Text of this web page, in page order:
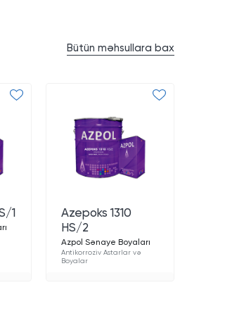
Bütün məhsullara bax
1
Azepoks 1310
HS/2
Azpol Sənaye Boyaları
Antikorroziv Astarlar və
Boyalar